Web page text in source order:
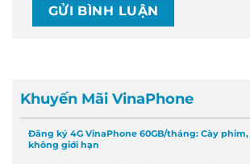
Khuyến Mãi VinaPhone
Đăng ký 4G VinaPhone 60GB/tháng: Cày
không giới hạn